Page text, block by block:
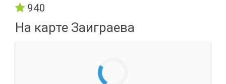
940
На карте Заиграева